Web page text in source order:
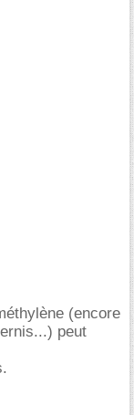
(encore
peut